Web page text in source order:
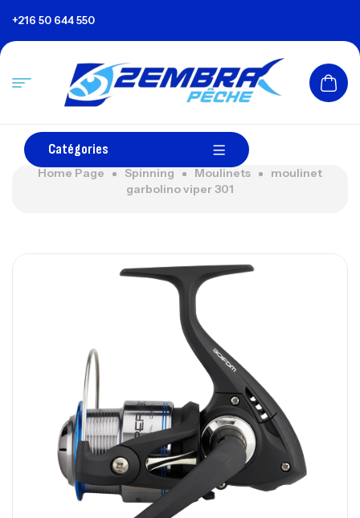
+216 50 644 550
Catégories
Home Page Spinning Moulinets
moulinet
garbolino viper 301